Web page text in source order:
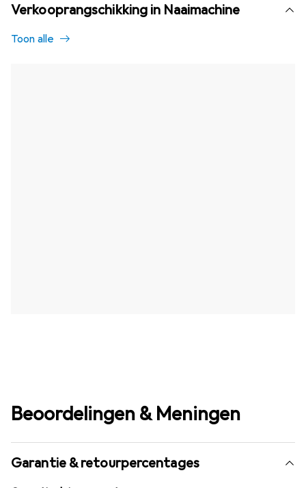
Verkooprangschikking in Naaimachine
Toon alle
Beoordelingen & Meningen
Garantie & retourpercentages